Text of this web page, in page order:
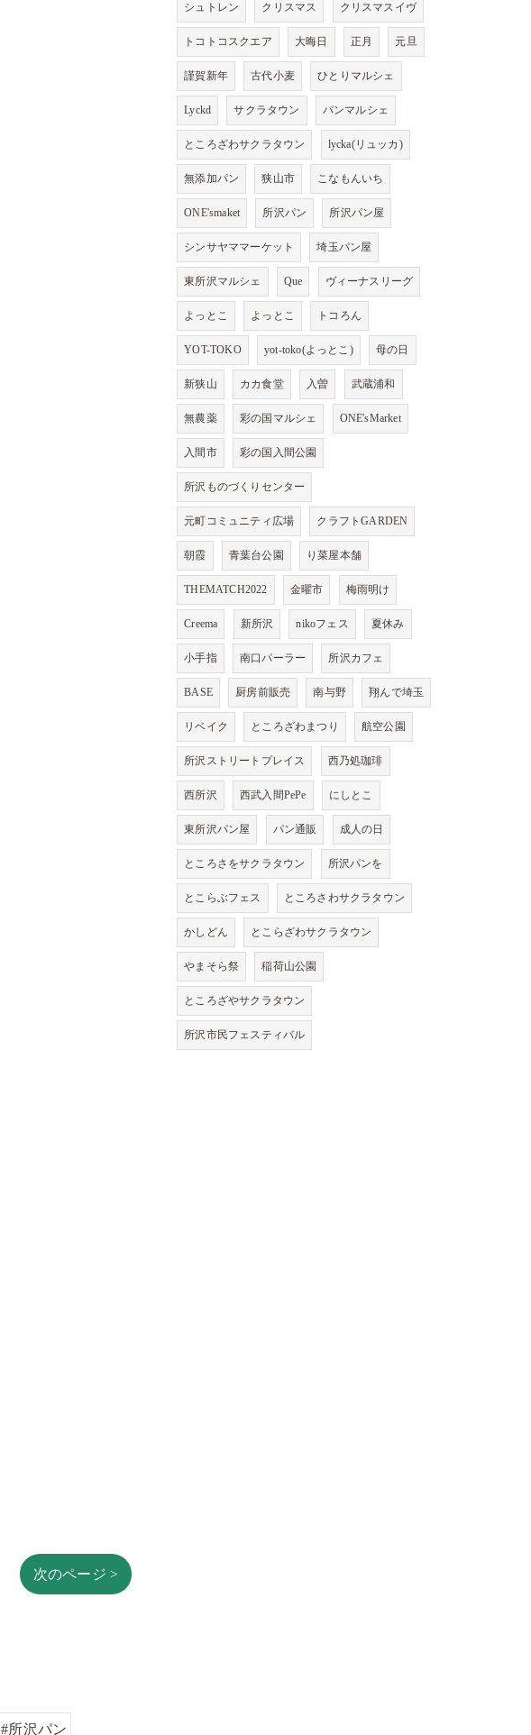
次のページ >
#所沢パン
シュトレン クリスマス クリスマスイヴ
トコトコスクエア 大晦日 正月 元旦
謹賀新年 古代小麦 ひとりマルシェ
Lyckd サクラタウン パンマルシェ
ところざわサクラタウン lycka(リュッカ)
無添加パン 狭山市 こなもんいち
ONE'smaket 所沢パン 所沢パン屋
シンサヤママーケット 埼玉パン屋
東所沢マルシェ Que ヴィーナスリーグ
よっとこ よっとこ トコろん
YOT-TOKO yot-toko(よっとこ) 母の日
新狭山 カカ食堂 入曽 武蔵浦和
無農薬 彩の国マルシェ ONE'sMarket
入間市 彩の国入間公園
所沢ものづくりセンター
元町コミュニティ広場 クラフトGARDEN
朝霞 青葉台公園 り菜屋本舗
THEMATCH2022 金曜市 梅雨明け
Creema 新所沢 nikoフェス 夏休み
小手指 南口パーラー 所沢カフェ
BASE 厨房前販売 南与野 翔んで埼玉
リベイク ところざわまつり 航空公園
所沢ストリートプレイス 西乃処珈琲
西所沢 西武入間PePe にしとこ
東所沢パン屋 パン通販 成人の日
ところさをサクラタウン 所沢パンを
とこらぶフェス ところさわサクラタウン
かしどん とこらざわサクラタウン
やまそら祭 稲荷山公園
ところざやサクラタウン
所沢市民フェスティバル